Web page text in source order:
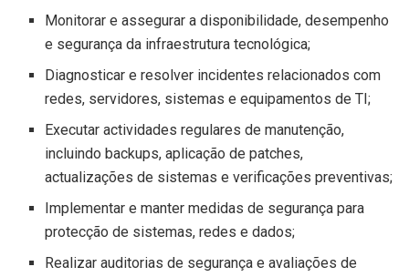
Monitorar e assegurar a disponibilidade, desempenho
e segurança da infraestrutura tecnológica;
Diagnosticar e resolver incidentes relacionados com
redes, servidores, sistemas e equipamentos de TI;
Executar actividades regulares de manutenção,
incluindo backups, aplicação de patches,
actualizações de sistemas e verificações preventivas;
Implementar e manter medidas de segurança para
protecção de sistemas, redes e dados;
Realizar auditorias de segurança e avaliações de